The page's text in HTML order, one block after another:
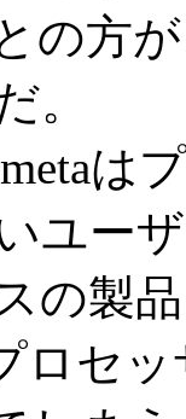
の方
。
は
ユー
の製
ロセ